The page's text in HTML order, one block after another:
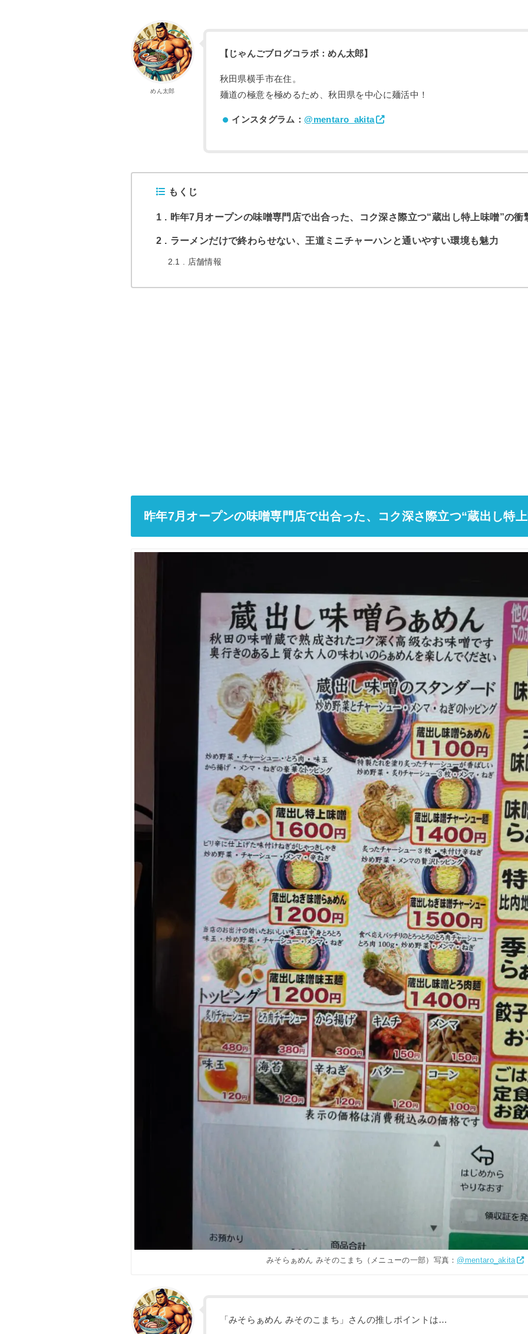
めん太郎
【じゃんごブログコラボ：めん太郎】
秋田県横手市在住。
麺道の極意を極めるため、秋田県を中心に麺活中！
インスタグラム：@mentaro_akita
もくじ
1 昨年7月オープンの味噌専門店で出合った、コク深さ際立つ“蔵出し特上味噌”の衝
2 ラーメンだけで終わらせない、王道ミニチャーハンと通いやすい環境も魅力
2.1 店舗情報
昨年7月オープンの味噌専門店で出合った、コク深さ際立つ“蔵出し特
みそらぁめん みそのこまち（メニューの一部）写真： @mentaro_akita
「みそらぁめん みそのこまち」さんの推しポイントは…